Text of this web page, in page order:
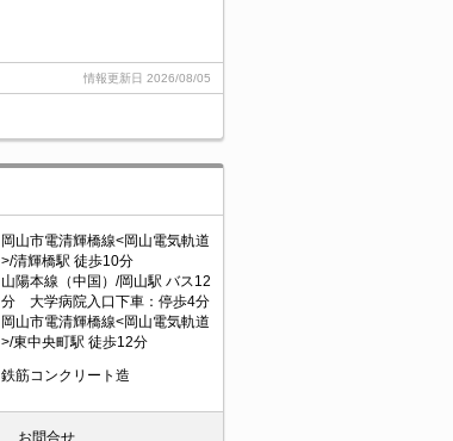
情報更新日 2026/08/05
岡山市電清輝橋線<岡山電気軌道
>/清輝橋駅 徒歩10分
山陽本線（中国）/岡山駅 バス12
分 大学病院入口下車：停歩4分
岡山市電清輝橋線<岡山電気軌道
>/東中央町駅 徒歩12分
鉄筋コンクリート造
お問合せ